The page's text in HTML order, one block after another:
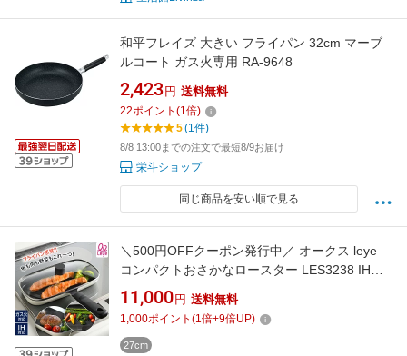
和平フレイズ 大きい フライパン 32cm マーブ
ルコート ガス火専用 RA-9648
2,423 円 送料無料
22ポイント (1倍)
5(1件)
8/8 13:00までの注文で最短8/9お届け
栄斗ショップ
同じ商品を安い順で見る
＼500円OFFクーポン発行中／ オークス leye
コンパクトおさかなロースター LES3238 IH対
応 ガス火対応 魚焼き器 蓋付き ハンドル付き 【
ガラス蓋 蒸焼き プレート 機能的 軽い 小さめ
コンパクト 】〈宅配便〉
11,000 円 送料無料
1,000ポイント (1倍+9倍UP)
27cm